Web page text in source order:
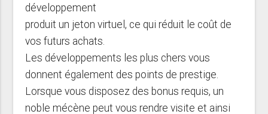
développement
produit un jeton virtuel, ce qui réduit le coût de
vos futurs achats.
Les développements les plus chers vous
donnent également des points de prestige.
Lorsque vous disposez des bonus requis, un
noble mécène peut vous rendre visite et ainsi